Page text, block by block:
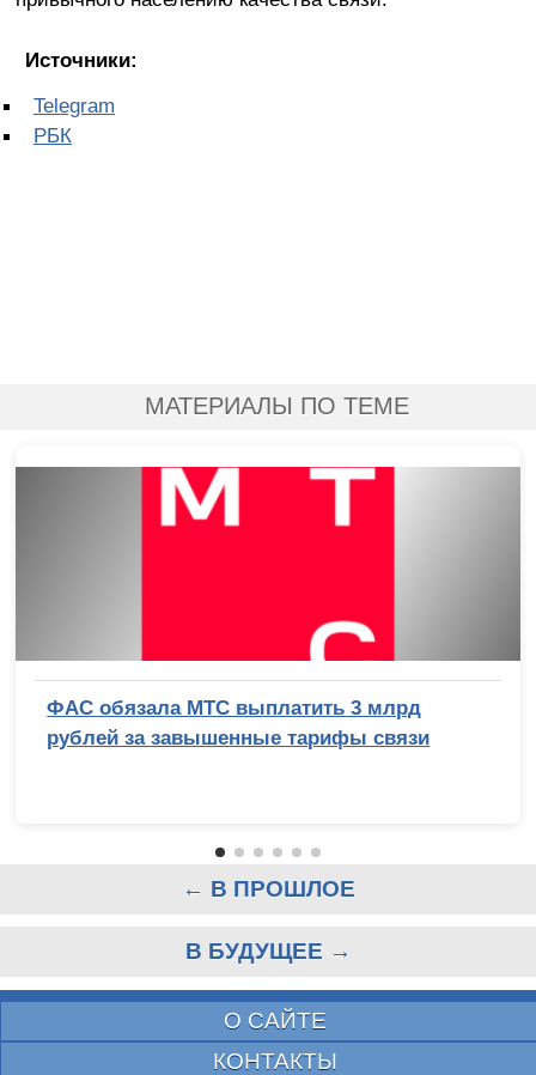
Источники:
Telegram
РБК
МАТЕРИАЛЫ ПО ТЕМЕ
ФАС обязала МТС выплатить 3 млрд
рублей за завышенные тарифы связи
← В ПРОШЛОЕ
В БУДУЩЕЕ →
О САЙТЕ
КОНТАКТЫ